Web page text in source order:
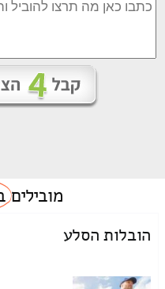
מובילים
הובלות הסלע